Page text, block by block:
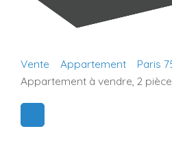
Vente Appartement
Paris
Appartement à vendre, 2